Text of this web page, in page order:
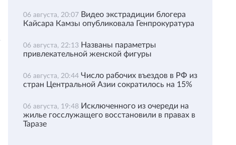
06 августа, 20:07 Видео экстрадиции блогера
Кайсара Камзы опубликовала Генпрокуратура
06 августа, 22:13 Названы параметры
привлекательной женской фигуры
06 августа, 20:44 Число рабочих въездов в РФ из
стран Центральной Азии сократилось на 15%
06 августа, 19:48 Исключенного из очереди на
жилье госслужащего восстановили в правах в
Таразе